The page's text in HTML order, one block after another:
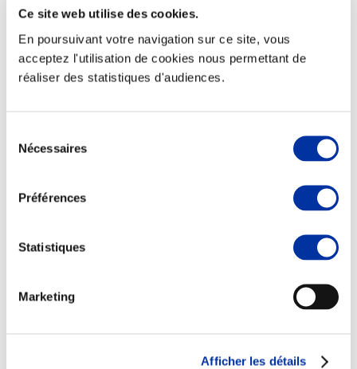
Ce site web utilise des cookies.
En poursuivant votre navigation sur ce site, vous
acceptez l'utilisation de cookies nous permettant de
réaliser des statistiques d'audiences.
Nécessaires
Préférences
Statistiques
Marketing
Afficher les détails
Environnement & Territoires